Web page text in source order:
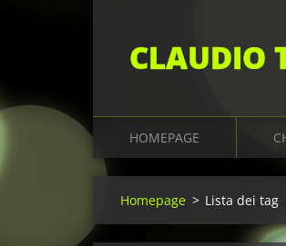
CLAUDIO
HOMEPAGE
Homepage > Lista dei tag